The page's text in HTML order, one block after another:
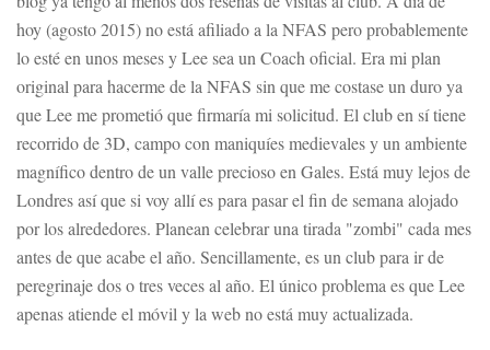
hoy (agosto 2015) no está afiliado a la NFAS pero probablemente
lo esté en unos meses y Lee sea un Coach oficial. Era mi plan
original para hacerme de la NFAS sin que me costase un duro ya
que Lee me prometió que firmaría mi solicitud. El club en sí tiene
recorrido de 3D, campo con maniquíes medievales y un ambiente
magnífico dentro de un valle precioso en Gales. Está muy lejos de
Londres así que si voy allí es para pasar el fin de semana alojado
por los alrededores. Planean celebrar una tirada "zombi" cada mes
antes de que acabe el año. Sencillamente, es un club para ir de
peregrinaje dos o tres veces al año. El único problema es que Lee
apenas atiende el móvil y la web no está muy actualizada.